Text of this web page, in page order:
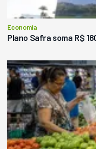
Economia
Plano Safra soma R$